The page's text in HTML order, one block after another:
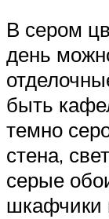
В сером
день
быть
темно
стена,
серые
шкафчики